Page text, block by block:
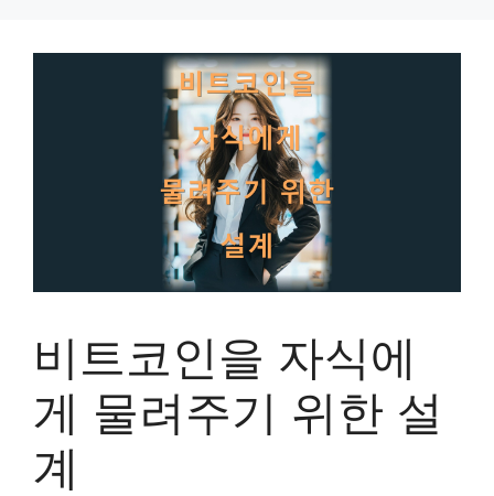
비트코인을 자식에
게 물려주기 위한 설
계